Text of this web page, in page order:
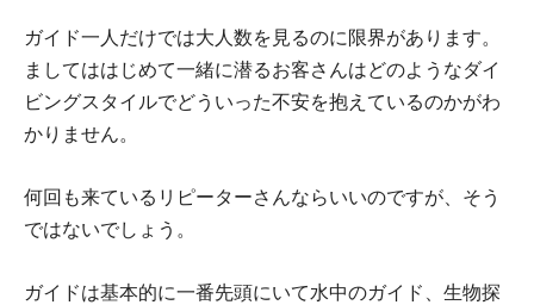
ガイド一人だけでは大人数を見るのに限界があります。
ましてははじめて一緒に潜るお客さんはどのようなダイ
ビングスタイルでどういった不安を抱えているのかがわ
かりません。
何回も来ているリピーターさんならいいのですが、そう
ではないでしょう。
ガイドは基本的に一番先頭にいて水中のガイド、生物探